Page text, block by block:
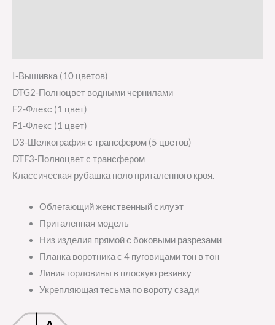
I-Вышивка (10 цветов)
DTG2-Полноцвет водными чернилами
F2-Флекс (1 цвет)
F1-Флекс (1 цвет)
D3-Шелкография с трансфером (5 цветов)
DTF3-Полноцвет с трансфером
Классическая рубашка поло приталенного кроя.
Облегающий женственный силуэт
Приталенная модель
Низ изделия прямой с боковыми разрезами
Планка воротника с 4 пуговицами тон в тон
Линия горловины в плоскую резинку
Укрепляющая тесьма по вороту сзади